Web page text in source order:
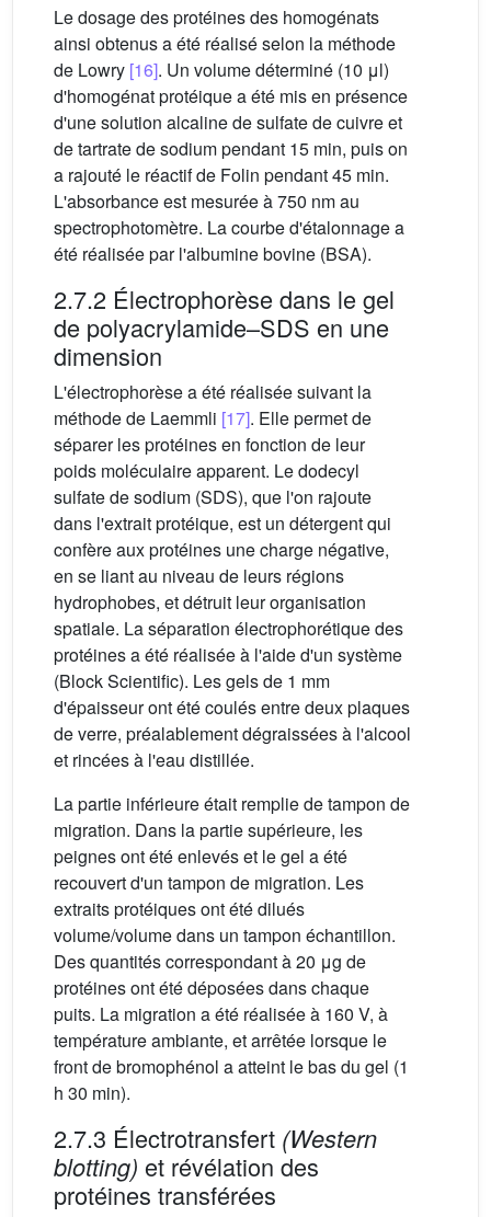
Le dosage des protéines des homogénats
ainsi obtenus a été réalisé selon la méthode
de Lowry [16]. Un volume déterminé (10 μl)
d'homogénat protéique a été mis en présence
d'une solution alcaline de sulfate de cuivre et
de tartrate de sodium pendant 15 min, puis on
a rajouté le réactif de Folin pendant 45 min.
L'absorbance est mesurée à 750 nm au
spectrophotomètre. La courbe d'étalonnage a
été réalisée par l'albumine bovine (BSA).
2.7.2 Électrophorèse dans le gel
de polyacrylamide–SDS en une
dimension
L'électrophorèse a été réalisée suivant la
méthode de Laemmli [17]. Elle permet de
séparer les protéines en fonction de leur
poids moléculaire apparent. Le dodecyl
sulfate de sodium (SDS), que l'on rajoute
dans l'extrait protéique, est un détergent qui
confère aux protéines une charge négative,
en se liant au niveau de leurs régions
hydrophobes, et détruit leur organisation
spatiale. La séparation électrophorétique des
protéines a été réalisée à l'aide d'un système
(Block Scientific). Les gels de 1 mm
d'épaisseur ont été coulés entre deux plaques
de verre, préalablement dégraissées à l'alcool
et rincées à l'eau distillée.
La partie inférieure était remplie de tampon de
migration. Dans la partie supérieure, les
peignes ont été enlevés et le gel a été
recouvert d'un tampon de migration. Les
extraits protéiques ont été dilués
volume/volume dans un tampon échantillon.
Des quantités correspondant à 20 μg de
protéines ont été déposées dans chaque
puits. La migration a été réalisée à 160 V, à
température ambiante, et arrêtée lorsque le
front de bromophénol a atteint le bas du gel (1
h 30 min).
2.7.3 Électrotransfert (Western
blotting) et révélation des
protéines transférées